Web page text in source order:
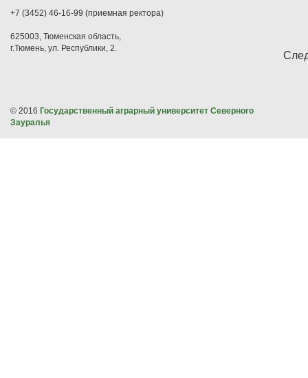
+7 (3452) 46-16-99 (приемная ректора)
625003, Тюменская область,
г.Тюмень, ул. Республики, 2.
© 2016 Государственный аграрный университет Северного
Зауралья